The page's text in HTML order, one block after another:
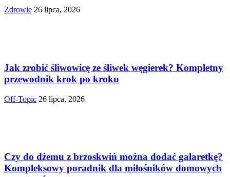
Zdrowie 26 lipca, 2026
Jak zrobić śliwowicę ze śliwek węgierek? Kompletny
przewodnik krok po kroku
Off-Topic 26 lipca, 2026
Czy do dżemu z brzoskwiń można dodać galaretkę?
Kompleksowy poradnik dla miłośników domowych